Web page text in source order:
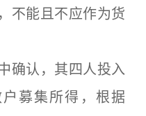
不能且不应作为货
认，其四人投入
募集所得，根据